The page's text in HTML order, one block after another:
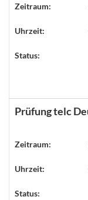
Zeitraum:
Uhrzeit:
Status:
Prüfung telc
Zeitraum:
Uhrzeit:
Status: